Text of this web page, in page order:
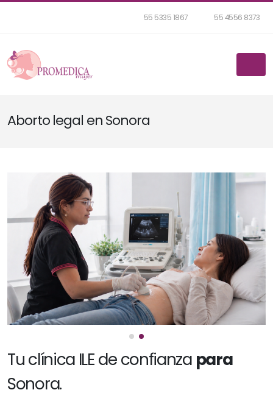
55 5335 1867 55 4556 8373
Aborto legal en Sonora
Tu clínica ILE de confianza para
Sonora.